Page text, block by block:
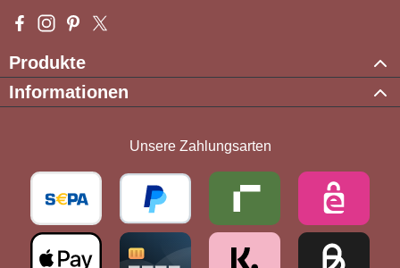
Besuche uns auf Facebook – öffnet in neuem Tab (externer
Schau auf Instagram vorbei – öffnet in neuem Tab
Lass dich auf Pinterest inspirieren – öffnet in neuem
Folge uns auf X – öffnet in neuem Tab (externer
Produkte
Informationen
Unsere Zahlungsarten